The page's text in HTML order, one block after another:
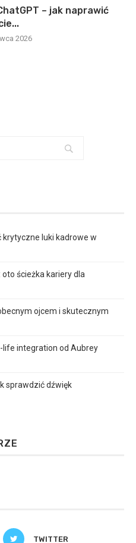
– jak naprawić
2026
krytyczne luki kadrowe w
ścieżka kariery dla
ojcem i skutecznym
life integration od Aubrey
sprawdzić dźwięk
TWITTER